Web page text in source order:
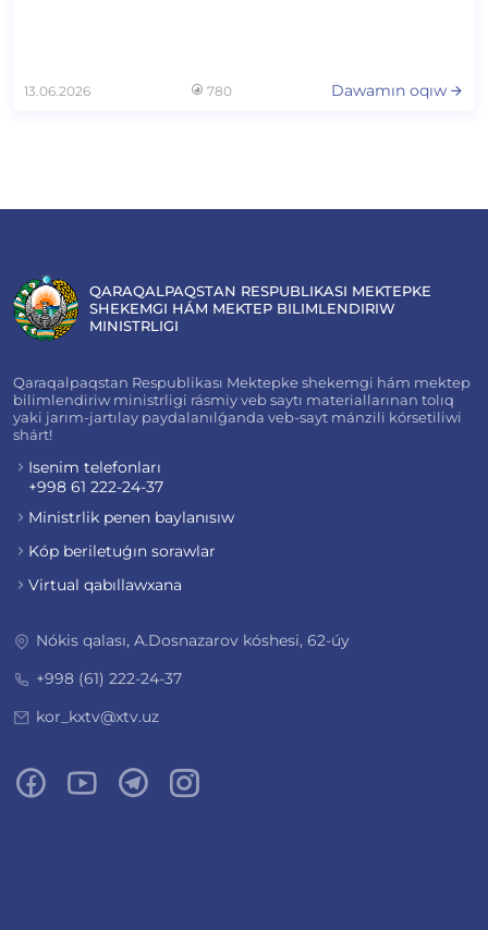
13.06.2026 780 Dawamın oqıw
QARAQALPAQSTAN RESPUBLIKASI MEKTEPKE
SHEKEMGI HÁM MEKTEP BILIMLENDIRIW
MINISTRLIGI
Qaraqalpaqstan Respublikası Mektepke shekemgi hám mektep
bilimlendiriw ministrligi rásmiy veb saytı materiallarınan tolıq
yaki jarım-jartılay paydalanılǵanda veb-sayt mánzili kórsetiliwi
shárt!
Isenim telefonları
+998 61 222-24-37
Ministrlik penen baylanısıw
Kóp beriletuǵın sorawlar
Virtual qabıllawxana
Nókis qalası, A.Dosnazarov kóshesi, 62-úy
+998 (61) 222-24-37
kor_kxtv@xtv.uz